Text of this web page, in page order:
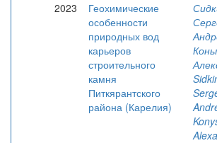
2023
Геохимические
особенности
природных вод
карьеров
строительного
камня
Питкярантского
района (Карелия)